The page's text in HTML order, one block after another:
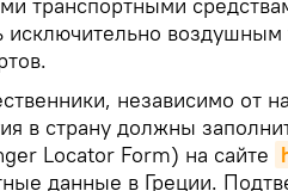
исключительно воздушным
независимо от
в страну должны
Locator Form) на сайте
данные в Греции.